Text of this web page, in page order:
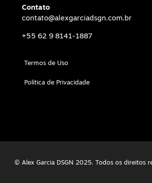
Contato
contato@alexgarciadsgn.com.br
+55 62 9 8141-1887
Termos de Uso
Política de Privacidade
© Alex Garcia DSGN 2025. Todos os direitos